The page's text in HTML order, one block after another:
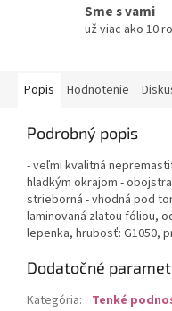
Sme s vami
už viac ako 10
Popis Hodnotenie
Podrobný popis
- veľmi kvalitná
hladkým okrajom -
strieborná - vhodná pod
laminovaná zlatou fóliou,
lepenka, hrubosť: G1050,
Dodatočné
Kategória:
Tenké